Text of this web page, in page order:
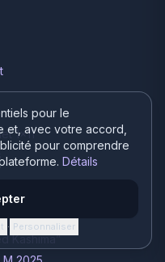
pour le
et, avec votre accord,
pour comprendre
Détails
· Personnaliser
1x11
Kashima”